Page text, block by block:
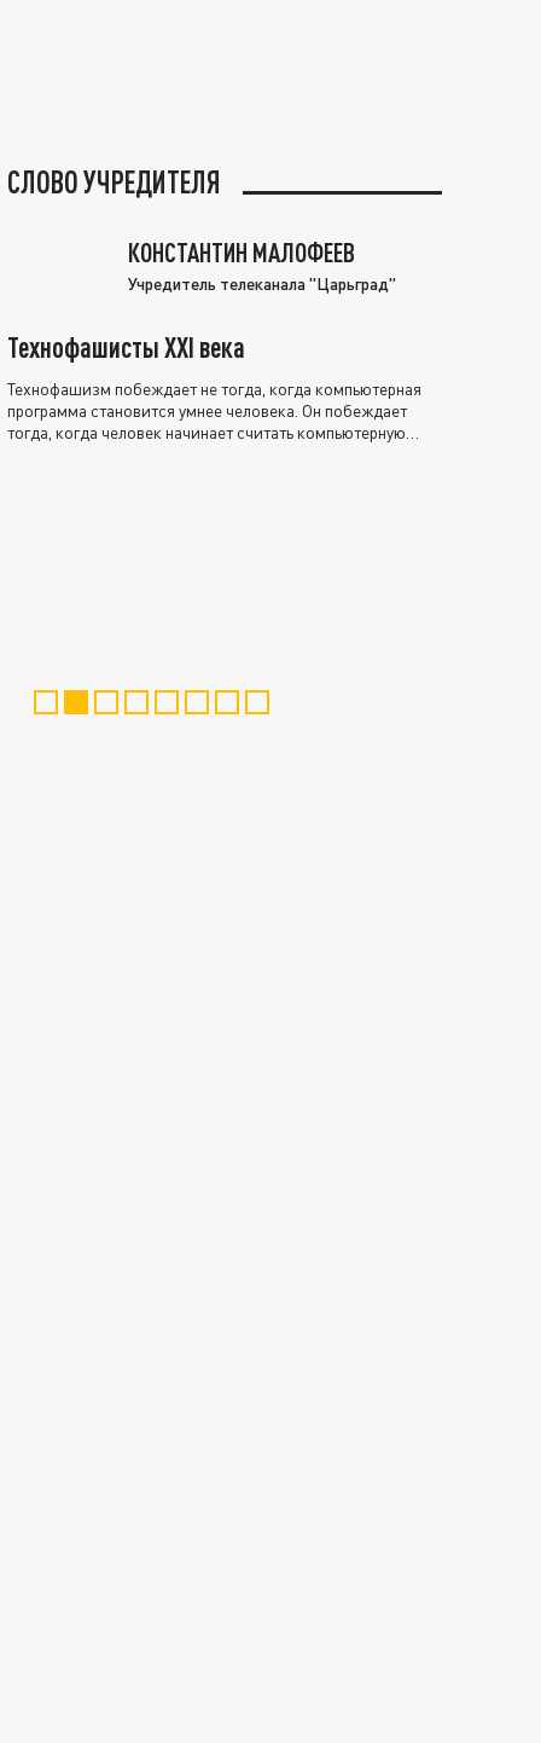
СЛОВО УЧРЕДИТЕЛЯ
КОНСТАНТИН МАЛОФЕЕВ
Учредитель телеканала "Царьград"
Технофашисты XXI века
Технофашизм побеждает не тогда, когда компьютерная
программа становится умнее человека. Он побеждает
тогда, когда человек начинает считать компьютерную